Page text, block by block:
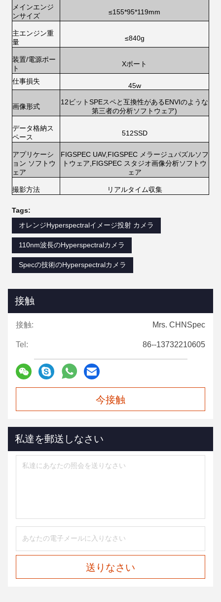
メインエンジ
ンサイズ
≤155*95*119mm
主エンジン重
量
≤840g
装置/電源ポー
ト
Xポート
仕事損失
45w
画像形式
12ビットSPEスペと互換性がある ENVIのような
第三者の分析ソフトウェア)
データ格納ス
ペース
512SSD
アプリケーシ
ョン ソフトウ
ェア
FIGSPEC UAV,FIGSPEC メラージュパズルソフ
トウェア,FIGSPEC スタジオ画像分析ソフトウ
ェア
撮影方法 リアルタイム収集
Tags:
オレンジHyperspectralイメージ投射 カメラ
110nm波長のHyperspectralカメラ
Specの技術のHyperspectralカメラ
接触
接触: Mrs. CHNSpec
Tel: 86--13732210605
今接触
私達を郵送しなさい
送りなさい